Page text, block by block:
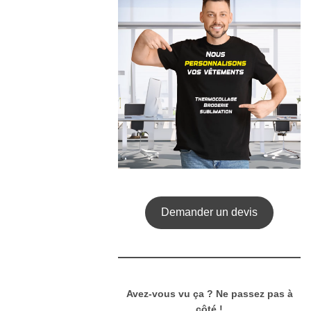
Demander un devis
Avez-vous vu ça ? Ne passez pas à